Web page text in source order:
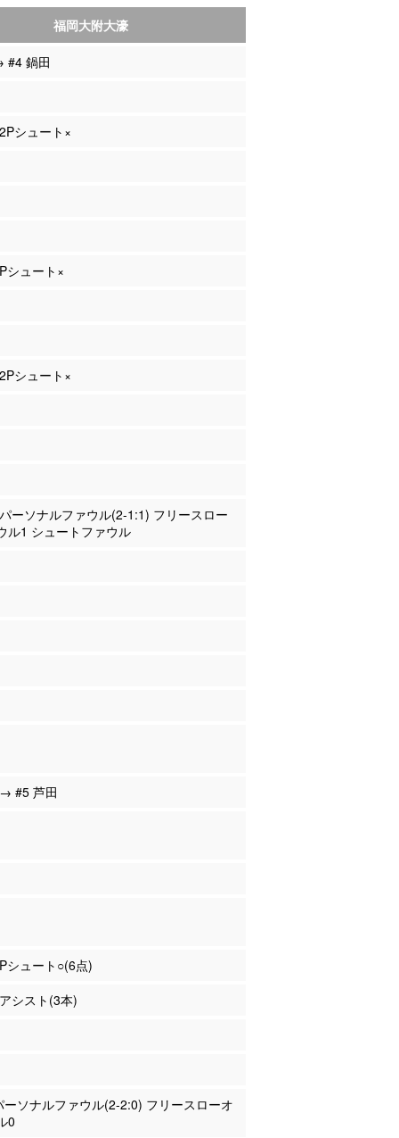
福岡大附大濠
#4 鍋田
シュート×
シュート×
シュート×
ーソナルファウル(2-1:1) フリースロー
ル1 シュートファウル
#5 芦田
シュート○(6点)
シスト(3本)
ーソナルファウル(2-2:0) フリースローオ
0